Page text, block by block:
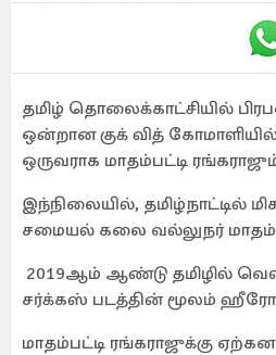
தமிழ் தொலைக்காட்சியில்
ஒன்றான குக் வித்
ஒருவராக மாதம்பட்டி
இந்நிலையில், தமிழ்நாட்டில்
சமையல் கலை வல்லுநர்
2019ஆம் ஆண்டு தமிழில்
சர்க்கஸ் படத்தின் மூலம்
மாதம்பட்டி ரங்கராஜுக்கு